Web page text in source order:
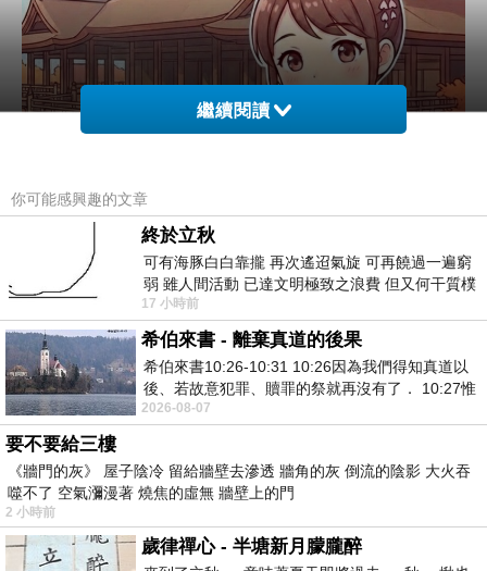
上一篇：後來的我們
繼續閱讀
你可能感興趣的文章
終於立秋
可有海豚白白靠攏 再次遙迢氣旋 可再饒過一遍窮
弱 雖人間活動 已達文明極致之浪費 但又何干質樸
者 只能白白陪葬
17 小時前
希伯來書 - 離棄真道的後果
希伯來書10:26-10:31 10:26因為我們得知真道以
後、若故意犯罪、贖罪的祭就再沒有了． 10:27惟
有戰懼等候審判和那燒滅眾敵人的烈火
2026-08-07
要不要給三樓
《牆門的灰》 屋子陰冷 留給牆壁去滲透 牆角的灰 倒流的陰影 大火吞
噬不了 空氣瀰漫著 燒焦的虛無 牆壁上的門
2 小時前
歲律禪心 - 半塘新月朦朧醉